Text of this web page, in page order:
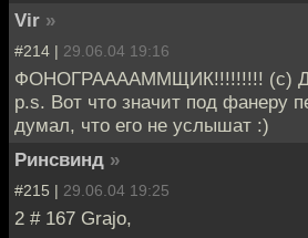
Vir »
#214 | 29.06.04 19:16
ФОНОГРААААММЩИК!!!!!!!!! (c)
p.s. Вот что значит под фанеру
думал, что его не услышат :)
Ринсвинд »
#215 | 29.06.04 19:25
2 # 167 Grajo,